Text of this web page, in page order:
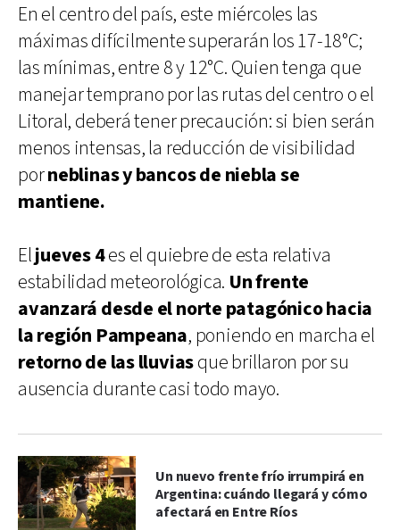
En el centro del país, este miércoles las
máximas difícilmente superarán los 17-18°C;
las mínimas, entre 8 y 12°C. Quien tenga que
manejar temprano por las rutas del centro o el
Litoral, deberá tener precaución: si bien serán
menos intensas, la reducción de visibilidad
porneblinas y bancos de niebla se
mantiene.
Eljueves 4es el quiebre de esta relativa
estabilidad meteorológica. Un frente
avanzará desde el norte patagónico hacia
la región Pampeana, poniendo en marcha el
retorno de las lluviasque brillaron por su
ausencia durante casi todo mayo.
Un nuevo frente frío irrumpirá en
Argentina: cuándo llegará y cómo
afectará en Entre Ríos